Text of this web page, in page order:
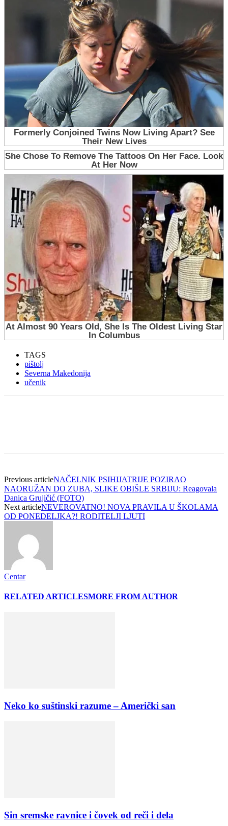
TAGS
pištolj
Severna Makedonija
učenik
Previous articleNAČELNIK PSIHIJATRIJE POZIRAO
NAORUŽAN DO ZUBA, SLIKE OBIŠLE SRBIJU: Reagovala
Danica Grujičić (FOTO)
Next articleNEVEROVATNO! NOVA PRAVILA U ŠKOLAMA
OD PONEDELJKA?! RODITELJI LJUTI
Centar
RELATED ARTICLESMORE FROM AUTHOR
Neko ko suštinski razume – Američki san
Sin sremske ravnice i čovek od reči i dela